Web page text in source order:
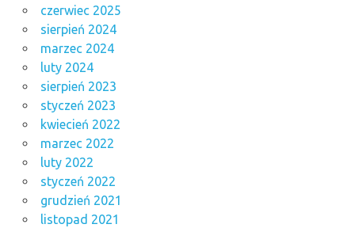
czerwiec 2025
sierpień 2024
marzec 2024
luty 2024
sierpień 2023
styczeń 2023
kwiecień 2022
marzec 2022
luty 2022
styczeń 2022
grudzień 2021
listopad 2021